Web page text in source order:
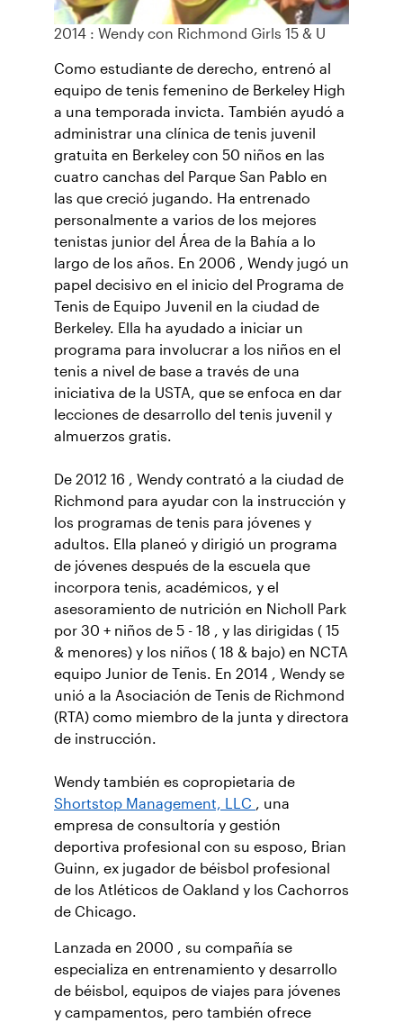
2014 : Wendy con Richmond Girls 15 & U
Como estudiante de derecho, entrenó al
equipo de tenis femenino de Berkeley High
a una temporada invicta. También ayudó a
administrar una clínica de tenis juvenil
gratuita en Berkeley con 50 niños en las
cuatro canchas del Parque San Pablo en
las que creció jugando. Ha entrenado
personalmente a varios de los mejores
tenistas junior del Área de la Bahía a lo
largo de los años. En 2006 , Wendy jugó un
papel decisivo en el inicio del Programa de
Tenis de Equipo Juvenil en la ciudad de
Berkeley. Ella ha ayudado a iniciar un
programa para involucrar a los niños en el
tenis a nivel de base a través de una
iniciativa de la USTA, que se enfoca en dar
lecciones de desarrollo del tenis juvenil y
almuerzos gratis.
De 2012 16 , Wendy contrató a la ciudad de
Richmond para ayudar con la instrucción y
los programas de tenis para jóvenes y
adultos. Ella planeó y dirigió un programa
de jóvenes después de la escuela que
incorpora tenis, académicos, y el
asesoramiento de nutrición en Nicholl Park
por 30 + niños de 5 - 18 , y las dirigidas ( 15
& menores) y los niños ( 18 & bajo) en NCTA
equipo Junior de Tenis. En 2014 , Wendy se
unió a la Asociación de Tenis de Richmond
(RTA) como miembro de la junta y directora
de instrucción.
Wendy también es copropietaria de
Shortstop Management, LLC , una
empresa de consultoría y gestión
deportiva profesional con su esposo, Brian
Guinn, ex jugador de béisbol profesional
de los Atléticos de Oakland y los Cachorros
de Chicago.
Lanzada en 2000 , su compañía se
especializa en entrenamiento y desarrollo
de béisbol, equipos de viajes para jóvenes
y campamentos, pero también ofrece